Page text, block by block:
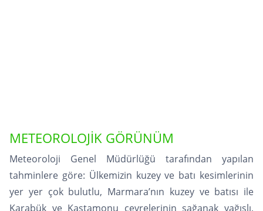
METEOROLOJİK GÖRÜNÜM
Meteoroloji Genel Müdürlüğü tarafından yapılan
tahminlere göre: Ülkemizin kuzey ve batı kesimlerinin
yer yer çok bulutlu, Marmara’nın kuzey ve batısı ile
Karabük ve Kastamonu çevrelerinin sağanak yağışlı,